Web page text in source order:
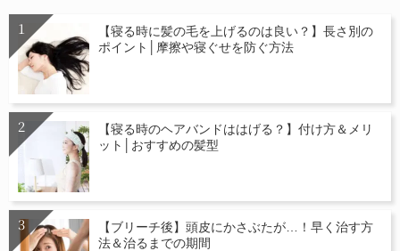
【寝る時に髪の毛を上げるのは良い？】長さ別の
ポイント│摩擦や寝ぐせを防ぐ方法
【寝る時のヘアバンドははげる？】付け方＆メリ
ット│おすすめの髪型
【ブリーチ後】頭皮にかさぶたが…！早く治す方
法＆治るまでの期間